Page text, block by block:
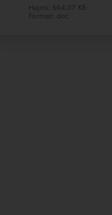
Hajmi: 664.07 КБ
Format: doc